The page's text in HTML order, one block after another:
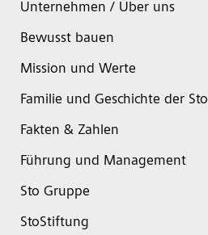
Unternehmen / Über uns
Bewusst bauen
Mission und Werte
Familie und Geschichte der Sto
Fakten & Zahlen
Führung und Management
Sto Gruppe
StoStiftung